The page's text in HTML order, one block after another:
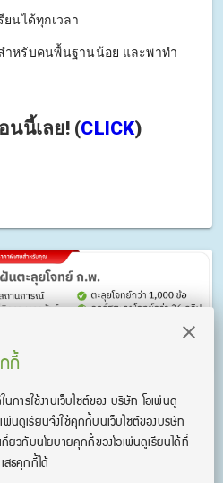
ยนได้ทุกเวลา
ำหรับคนพื้นฐานน้อย และพาทำ
นนี้เลย! (CLICK)
กี้
การใช้งานเว็บไซต์ของ บริษัท โอเพ่นดู
พ่นดูเรียนจึงใช้คุกกี้บนเว็บไซต์ของบริษัท
วกับนโยบายคุกกี้ของโอเพ่นดูเรียนได้ที่
ธคุกกี้ได้